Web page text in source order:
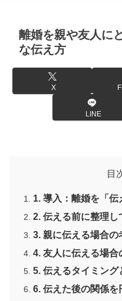
離婚を親や友人に
な伝え方
X
LINE
目
1. 導入：離婚を「伝
2. 伝える前に整理し
3. 親に伝える場合の
4. 友人に伝える場合
5. 伝えるタイミング
6. 伝えた後の関係を